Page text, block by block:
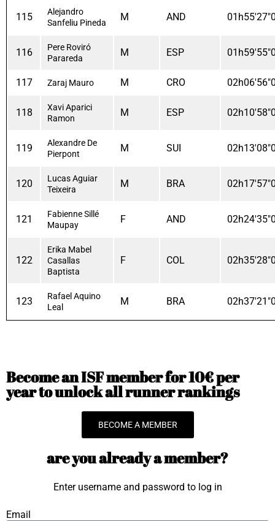
115
Alejandro
Sanfeliu Pineda
M AND
116
Pere Roviró
Parareda
M ESP
117 Zaraj Mauro M CRO
118
Xavi Aparici
Ramon
M ESP
119
Alexandre De
Pierpont
M SUI
120
Lucas Aguiar
Teixeira
M BRA
121
Fabienne Sillé
Maupay
F AND
122
Erika Mabel
Casallas
Baptista
F COL
123
Rafael Aquino
Leal
M BRA
Become an ISF member for 10€ per
year to unlock all runner rankings
BECOME A MEMBER
are you already a member?
Enter username and password to log in
Email